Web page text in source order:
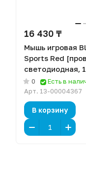
16 430 ₸
Мышь игровая
Sports Red
светодиодная,
0
Есть в
Арт. 13-00004367
В корзину